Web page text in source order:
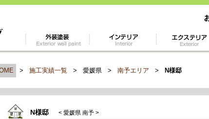
> 施工実績一覧 > 愛媛県 > 南予エリア > N様邸
N様邸 < 愛媛県 南予 >